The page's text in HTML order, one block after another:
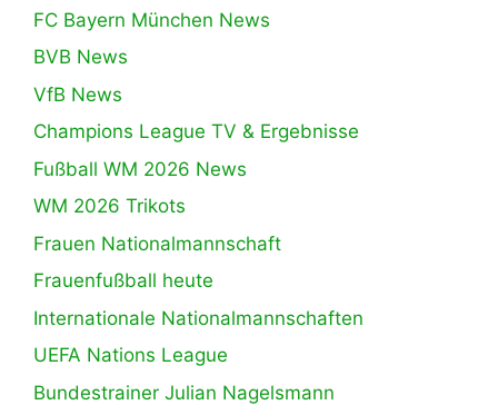
FC Bayern München News
BVB News
VfB News
Champions League TV & Ergebnisse
Fußball WM 2026 News
WM 2026 Trikots
Frauen Nationalmannschaft
Frauenfußball heute
Internationale Nationalmannschaften
UEFA Nations League
Bundestrainer Julian Nagelsmann